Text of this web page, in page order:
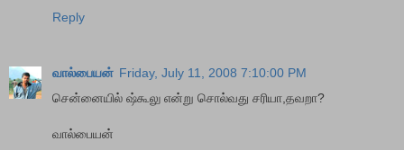
Reply
வால்பையன் Friday, July 11, 2008 7:10:00 PM
சென்னையில் ஷ்கூலு என்று சொல்வது சரியா,தவறா?
வால்பையன்